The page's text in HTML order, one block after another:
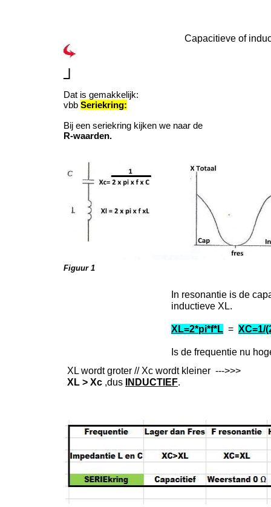
Capacitieve of
Dat is gemakkelijk:
vbb Seriekring:
Bij een seriekring kijken we naar de
R-waarden.
In resonantie is de
inductieve XL.
XL=2*pi*f*L = XC=1/
Is de frequentie nu
XL wordt groter // Xc wordt kleiner --->>>
XL > Xc ,dus INDUCTIEF.
Figuur 1
┘